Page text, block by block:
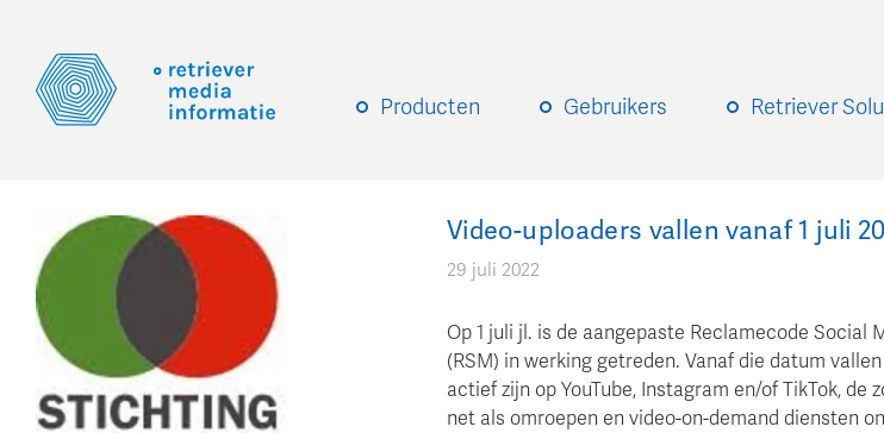
Producten Gebruikers Retriever
Video-uploaders vallen vanaf 1 juli
29 juli 2022
Op 1 juli jl. is de aangepaste Reclamecode Social
(RSM) in werking getreden. Vanaf die datum
actief zijn op YouTube, Instagram en/of TikTok, de
net als omroepen en video-on-demand diensten